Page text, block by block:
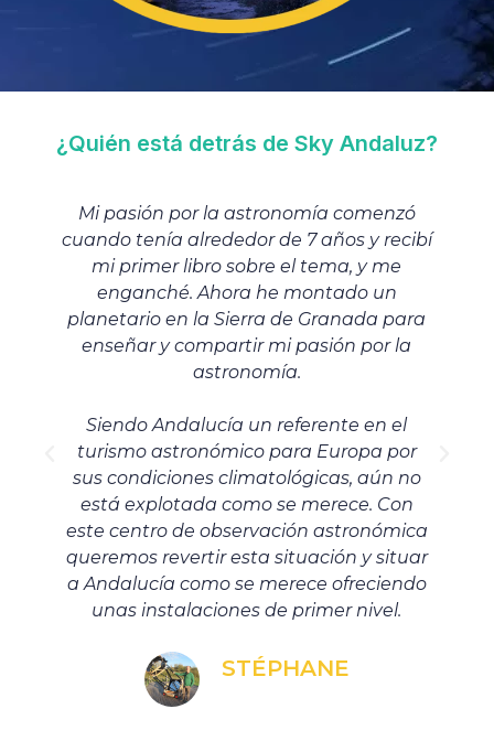
¿Quién está detrás de Sky Andaluz?
Mi pasión por la astronomía comenzó
cuando tenía alrededor de 7 años y recibí
mi primer libro sobre el tema, y me
enganché. Ahora he montado un
planetario en la Sierra de Granada para
enseñar y compartir mi pasión por la
astronomía.
Siendo Andalucía un referente en el
turismo astronómico para Europa por
sus condiciones climatológicas, aún no
está explotada como se merece. Con
este centro de observación astronómica
queremos revertir esta situación y situar
a Andalucía como se merece ofreciendo
unas instalaciones de primer nivel.
STÉPHANE